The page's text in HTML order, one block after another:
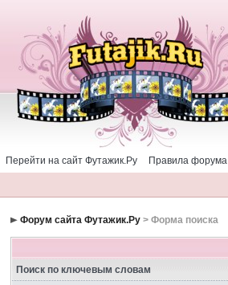
Перейти на сайт Футажик.Ру Правила форума
Форум сайта Футажик.Ру > Форма поиска
Поиск по ключевым словам